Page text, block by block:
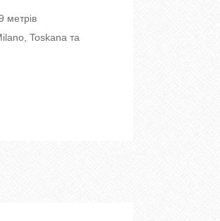
метрів
Toskana та